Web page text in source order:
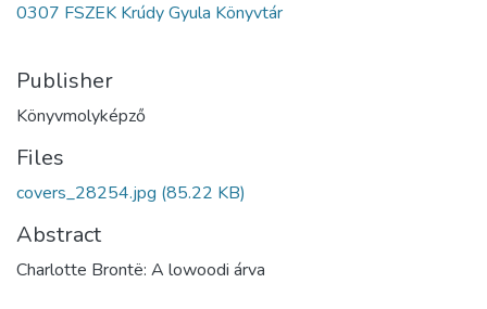
0307 FSZEK Krúdy Gyula Könyvtár
Publisher
Könyvmolyképző
Files
covers_28254.jpg (85.22 KB)
Abstract
Charlotte Brontë: A lowoodi árva